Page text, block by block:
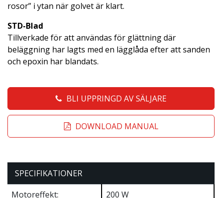
rosor” i ytan när golvet är klart.
STD-Blad
Tillverkade för att användas för glättning där
beläggning har lagts med en lägglåda efter att sanden
och epoxin har blandats.
BLI UPPRINGD AV SÄLJARE
DOWNLOAD MANUAL
SPECIFIKATIONER
Motoreffekt:
200 W